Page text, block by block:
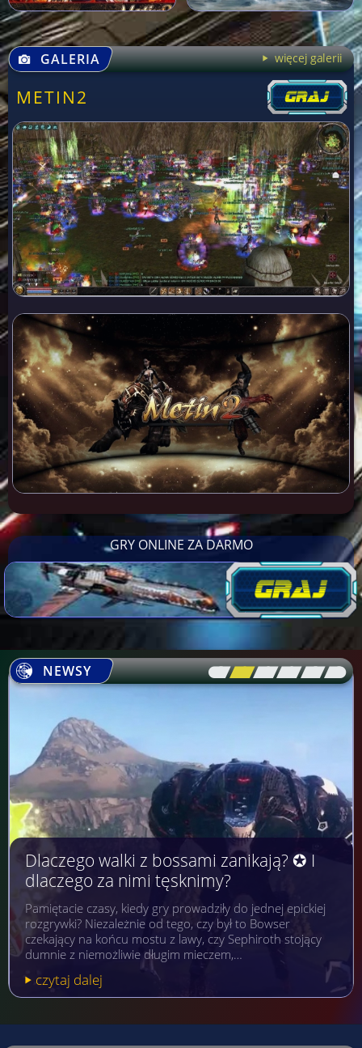
GALERIA więcej galerii
METIN2
GRY ONLINE ZA DARMO
NEWSY [\ \\ \\ \\ \\ \]
Dlaczego walki z bossami zanikają? ✪ I
dlaczego za nimi tęsknimy?
Pamiętacie czasy, kiedy gry prowadziły do jednej epickiej
rozgrywki? Niezależnie od tego, czy był to Bowser
czekający na końcu mostu z lawy, czy Sephiroth stojący
dumnie z niemożliwie długim mieczem,…
czytaj dalej